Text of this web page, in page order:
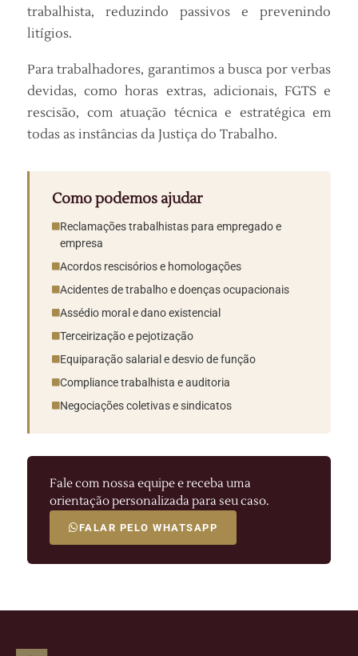
trabalhista, reduzindo passivos e prevenindo
litígios.
Para trabalhadores, garantimos a busca por verbas
devidas, como horas extras, adicionais, FGTS e
rescisão, com atuação técnica e estratégica em
todas as instâncias da Justiça do Trabalho.
Como podemos ajudar
Reclamações trabalhistas para empregado e
empresa
Acordos rescisórios e homologações
Acidentes de trabalho e doenças ocupacionais
Assédio moral e dano existencial
Terceirização e pejotização
Equiparação salarial e desvio de função
Compliance trabalhista e auditoria
Negociações coletivas e sindicatos
Fale com nossa equipe e receba uma
orientação personalizada para seu caso.
FALAR PELO WHATSAPP